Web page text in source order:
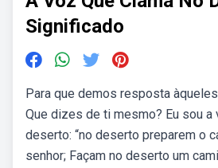
Significado
Para que demos resposta
Que dizes de ti mesmo? Eu sou a
deserto: “no deserto preparem o
senhor; Façam no deserto um